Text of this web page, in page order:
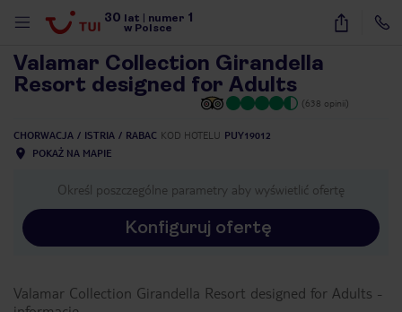
30 lat numer 1
w Polsce
17
Valamar Collection Girandella
Resort designed for Adults
(638 opinii)
CHORWACJA ISTRIA RABAC KOD HOTELU PUY19012
POKAŻ NA MAPIE
Określ poszczególne parametry aby wyświetlić ofertę
Konfiguruj ofertę
Valamar Collection Girandella Resort designed for Adults -